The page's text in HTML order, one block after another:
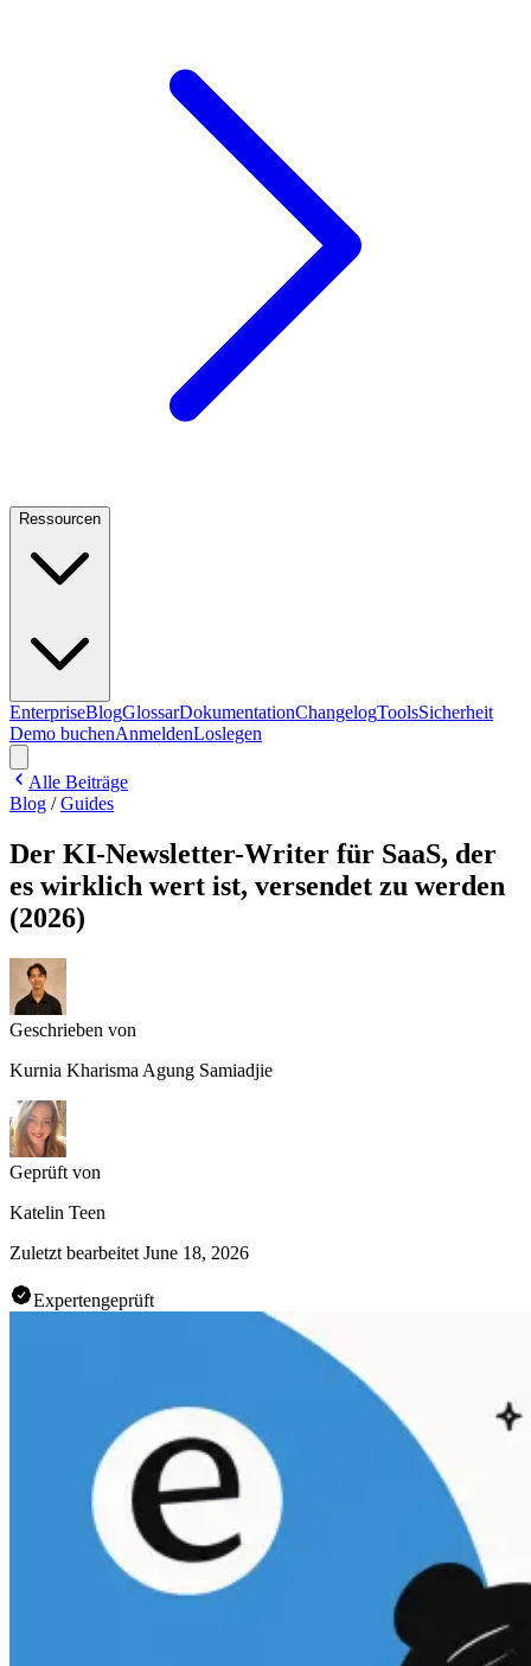
Ressourcen
EnterpriseBlogGlossarDokumentationChangelogToolsSicherheit
Demo buchenAnmeldenLoslegen
Alle Beiträge
Blog /Guides
Der KI-Newsletter-Writer für SaaS, der
es wirklich wert ist, versendet zu werden
(2026)
Geschrieben von
Kurnia Kharisma Agung Samiadjie
Geprüft von
Katelin Teen
Zuletzt bearbeitet June 18, 2026
Expertengeprüft